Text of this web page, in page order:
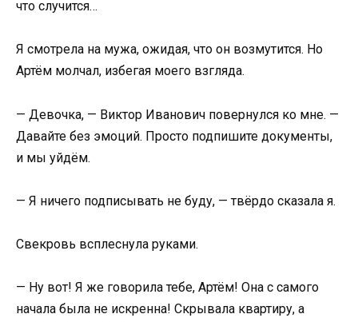
что случится…
Я смотрела на мужа, ожидая, что он возмутится. Но
Артём молчал, избегая моего взгляда.
— Девочка, — Виктор Иванович повернулся ко мне. —
Давайте без эмоций. Просто подпишите документы,
и мы уйдём.
— Я ничего подписывать не буду, — твёрдо сказала я.
Свекровь всплеснула руками.
— Ну вот! Я же говорила тебе, Артём! Она с самого
начала была не искренна! Скрывала квартиру, а